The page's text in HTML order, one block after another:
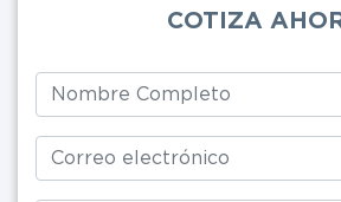
COTIZA